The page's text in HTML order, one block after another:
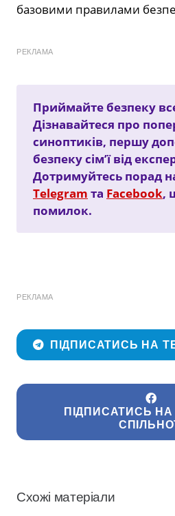
базовими правилами
РЕКЛАМА
Приймайте безпеку
Дізнавайтеся про
синоптиків, першу
безпеку сім’ї від
Дотримуйтесь порад
Telegram та Facebook,
помилок.
РЕКЛАМА
ПІДПИСАТИСЬ НА
ПІДПИСАТИСЬ НА
Схожі матеріали